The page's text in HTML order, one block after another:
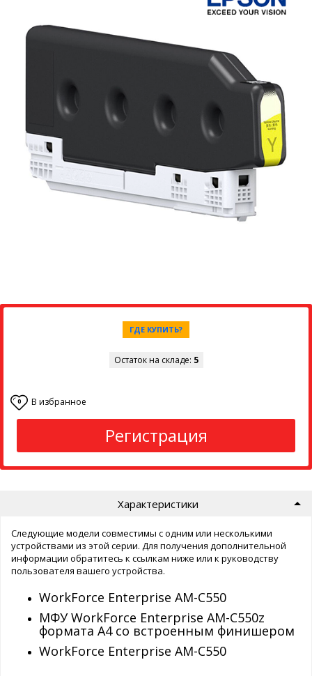
ГДЕ КУПИТЬ?
Остаток на складе: 5
0 В избранное
Регистрация
Характеристики
Следующие модели совместимы с одним или несколькими
устройствами из этой серии. Для получения дополнительной
информации обратитесь к ссылкам ниже или к руководству
пользователя вашего устройства.
WorkForce Enterprise AM-C550
МФУ WorkForce Enterprise AM-C550z
формата A4 со встроенным финишером
WorkForce Enterprise AM-C550